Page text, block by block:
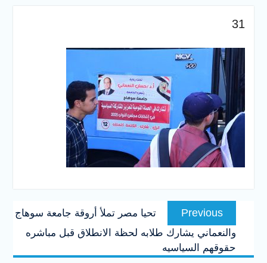
أيام المرحلة الأولى للتنسيق
الإلكتروني للقبول بالجامعات
2026
31
تصفّح
المقالاتPrevious
Previous
post:
تحيا مصر تملأ أروقة جامعة سوهاج
والنعماني يشارك طلابه لحظة الانطلاق قبل مباشره
حقوقهم السياسيه